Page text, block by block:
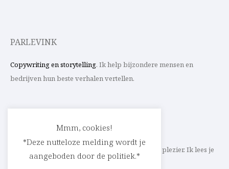
PARLEVINK
Copywriting en storytelling. Ik help bijzondere mensen en
bedrijven hun beste verhalen vertellen.
Schrijf ik straks mee aan jouw verhaal? Met veel plezier. Ik lees je
heel graag op
cedric@parlevink.be
Mmm, cookies!
*Deze nutteloze melding wordt je
aangeboden door de politiek.*